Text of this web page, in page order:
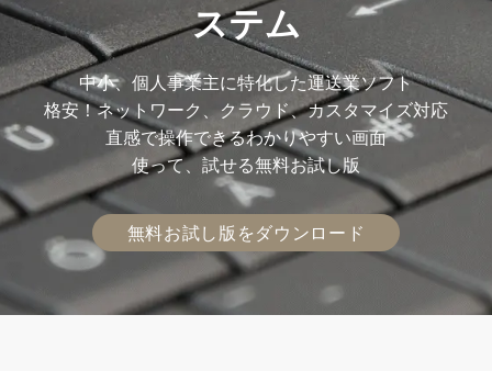
ステム
中小、個人事業主に特化した運送業ソフト
格安！ネットワーク、クラウド、カスタマイズ対応
直感で操作できるわかりやすい画面
使って、試せる無料お試し版
無料お試し版をダウンロード